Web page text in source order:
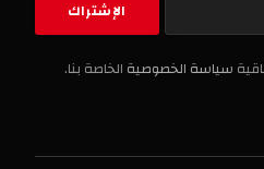
الخصوصيةالخاصة بنا.